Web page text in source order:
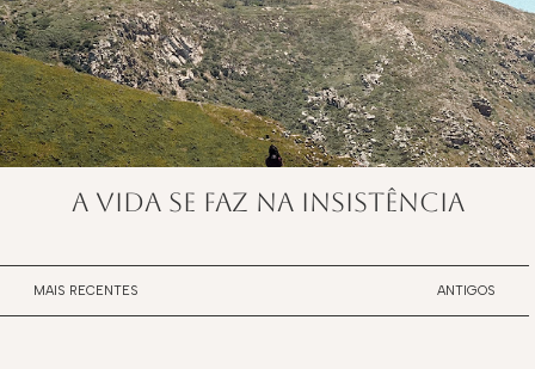
A vida se faz na insistência
MAIS RECENTES ANTIGOS